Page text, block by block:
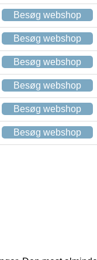
Besøg webshop
Besøg webshop
Besøg webshop
Besøg webshop
Besøg webshop
Besøg webshop